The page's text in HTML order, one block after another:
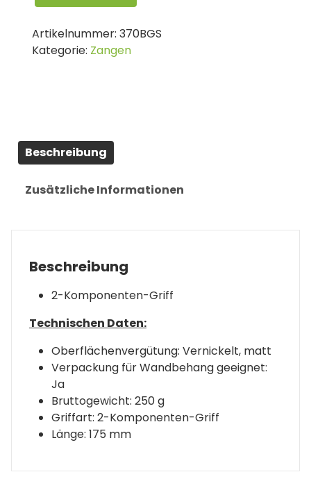
Kombinationszange
175
mm
Artikelnummer: 370BGS
Kategorie: Zangen
Beschreibung
Zusätzliche Informationen
Beschreibung
2-Komponenten-Griff
Technischen Daten:
Oberflächenvergütung: Vernickelt, matt
Verpackung für Wandbehang geeignet:
Ja
Bruttogewicht: 250 g
Griffart: 2-Komponenten-Griff
Länge: 175 mm